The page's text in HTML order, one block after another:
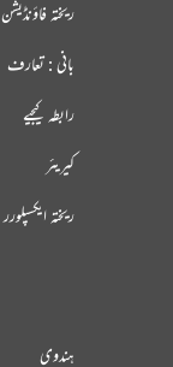
ریختہ فاؤنڈیشن
بانی : تعارف
رابطہ کیجیے
کیریئر
ریختہ ایکسپلورر
ہندوی